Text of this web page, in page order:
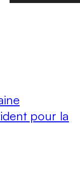
pour la